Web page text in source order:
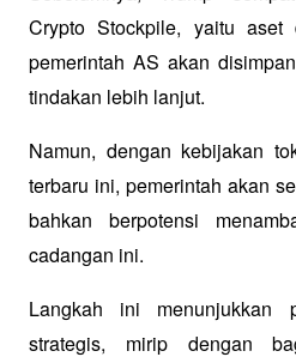
Crypto Stockpile, yaitu
pemerintah AS akan
tindakan lebih lanjut.
Namun, dengan kebijakan
terbaru ini, pemerintah akan
bahkan berpotensi
cadangan ini.
Langkah ini menunjukkan
strategis, mirip dengan